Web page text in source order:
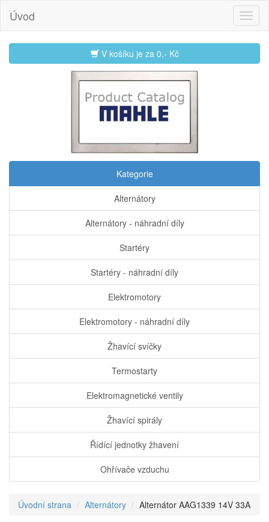
Úvod
V košíku je za 0,- Kč
Kategorie
Alternátory
Alternátory - náhradní díly
Startéry
Startéry - náhradní díly
Elektromotory
Elektromotory - náhradní díly
Žhavící svíčky
Termostarty
Elektromagnetické ventily
Žhavící spirály
Řídící jednotky žhavení
Ohřívače vzduchu
Úvodní strana Alternátory Alternátor AAG1339 14V 33A